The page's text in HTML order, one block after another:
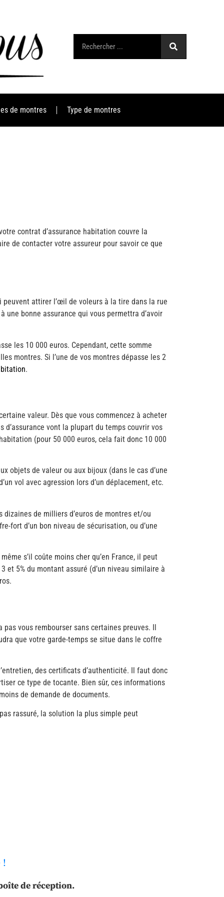
de montres Type de montres
contrat d’assurance habitation couvre la
de contacter votre assureur pour savoir ce que
attirer l’œil de voleurs à la tire dans la rue
une bonne assurance qui vous permettra d’avoir
les 10 000 euros. Cependant, cette somme
montres. Si l’une de vos montres dépasse les 2
.
valeur. Dès que vous commencez à acheter
vont la plupart du temps couvrir vos
(pour 50 000 euros, cela fait donc 10 000
objets de valeur ou aux bijoux (dans le cas d’une
vol avec agression lors d’un déplacement, etc.
de milliers d’euros de montres et/ou
fort d’un bon niveau de sécurisation, ou d’une
s’il coûte moins cher qu’en France, il peut
5% du montant assuré (d’un niveau similaire à
vous rembourser sans certaines preuves. Il
que votre garde-temps se situe dans le coffre
des certificats d’authenticité. Il faut donc
ce type de tocante. Bien sûr, ces informations
de demande de documents.
rassuré, la solution la plus simple peut
!
de réception.